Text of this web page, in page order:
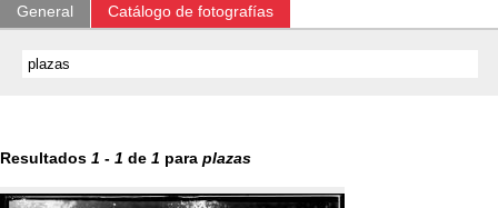
General Catálogo de fotografías
Resultados 1 - 1 de 1 para plazas